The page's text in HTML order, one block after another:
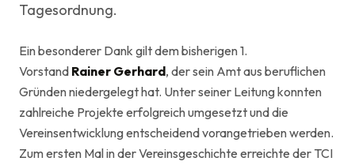
Tagesordnung.
Ein besonderer Dank gilt dem bisherigen 1.
Vorstand Rainer Gerhard, der sein Amt aus beruflichen
Gründen niedergelegt hat. Unter seiner Leitung konnten
zahlreiche Projekte erfolgreich umgesetzt und die
Vereinsentwicklung entscheidend vorangetrieben werden.
Zum ersten Mal in der Vereinsgeschichte erreichte der TCI